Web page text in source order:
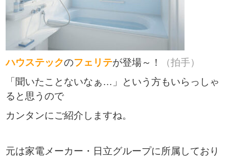
ハウステックのフェリテが登場～！
（拍手）
「聞いたことないなぁ…」という方もいらっしゃ
ると思うので
カンタンにご紹介しますね。
元は家電メーカー・日立グループに所属しており